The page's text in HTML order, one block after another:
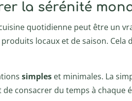
la sérénité
quotidienne peut être un
locaux et de saison.
simples et minimales. La
consacrer du temps à chaque